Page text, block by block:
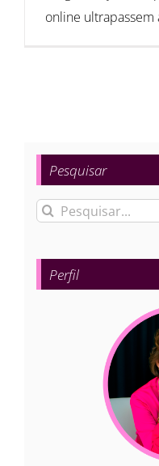
online ultrapassem
Pesquisar
Buscar
para:
Perfil